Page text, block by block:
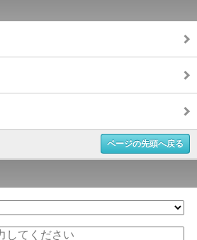
ページの先頭へ戻る